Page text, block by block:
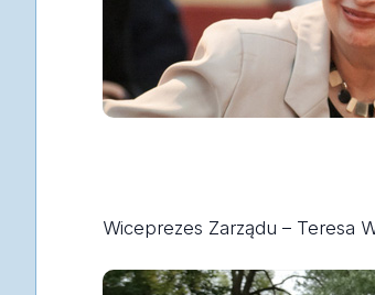
Wiceprezes Zarządu – Teresa